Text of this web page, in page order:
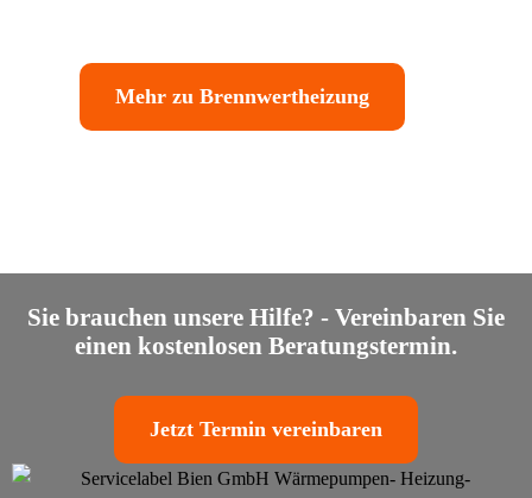
Mehr zu Brennwertheizung
Sie brauchen unsere Hilfe? - Vereinbaren Sie
einen kostenlosen Beratungstermin.
Jetzt Termin vereinbaren